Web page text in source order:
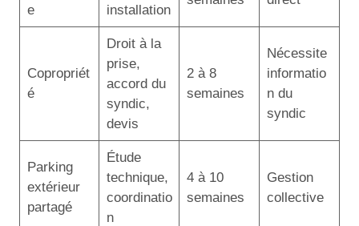
e installation
Copropriét
é
Droit à la
prise,
accord du
syndic,
devis
2 à 8
semaines
Nécessite
informatio
n du
syndic
Parking
extérieur
partagé
Étude
technique,
coordinatio
n
4 à 10
semaines
Gestion
collective